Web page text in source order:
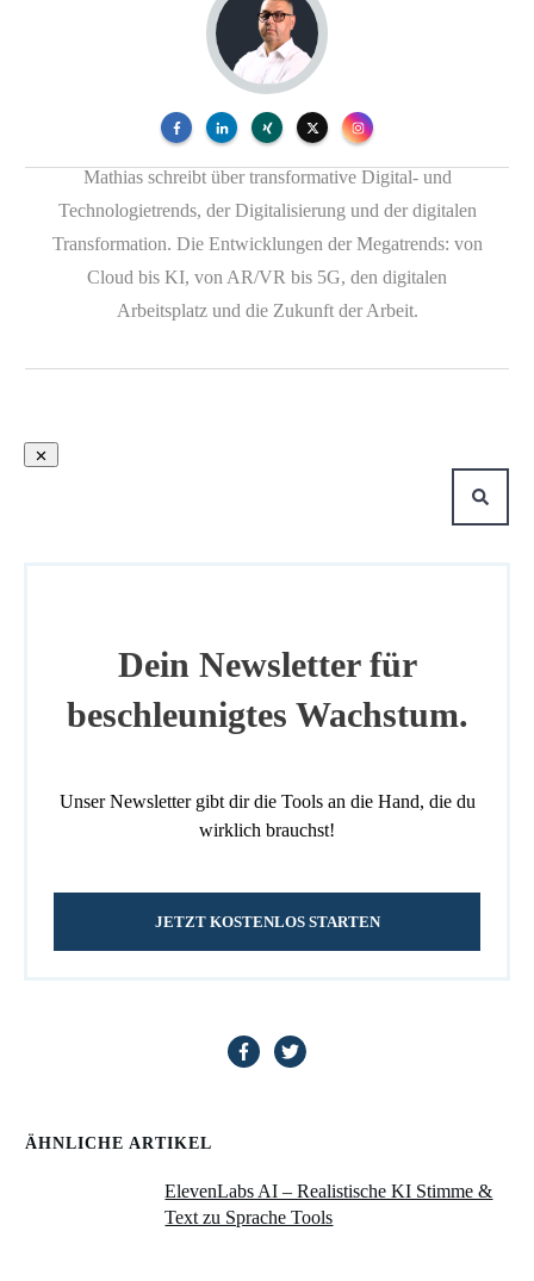
Mathias schreibt über transformative Digital- und
Technologietrends, der Digitalisierung und der digitalen
Transformation. Die Entwicklungen der Megatrends: von
Cloud bis KI, von AR/VR bis 5G, den digitalen
Arbeitsplatz und die Zukunft der Arbeit.
Dein Newsletter für
beschleunigtes Wachstum.
Unser Newsletter gibt dir die Tools an die Hand, die du
wirklich brauchst!
JETZT KOSTENLOS STARTEN
ÄHNLICHE ARTIKEL
ElevenLabs AI – Realistische KI Stimme &
Text zu Sprache Tools